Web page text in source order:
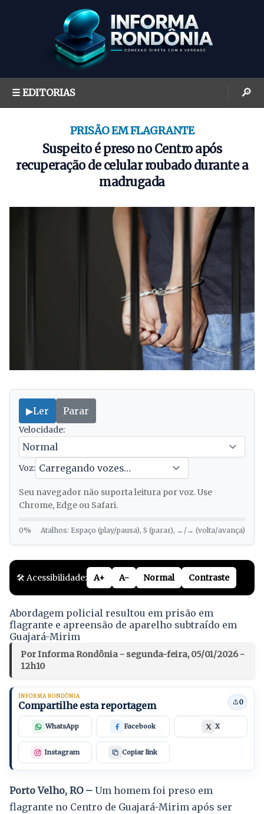
☰ EDITORIAS 🔎
PRISÃO EM FLAGRANTE
Suspeito é preso no Centro após
recuperação de celular roubado durante a
madrugada
▶Ler Parar
Velocidade:
Voz:
Seu navegador não suporta leitura por voz. Use
Chrome, Edge ou Safari.
0% Atalhos: Espaço (play/pausa), S (parar), ←/→ (volta/avança)
🛠️ Acessibilidade: A+ A- Normal Contraste
Abordagem policial resultou em prisão em
flagrante e apreensão de aparelho subtraído em
Guajará-Mirim
Por Informa Rondônia - segunda-feira, 05/01/2026 -
12h10
INFORMA RONDÔNIA
Compartilhe esta reportagem 0
WhatsApp Facebook X
Instagram Copiar link
Porto Velho, RO – Um homem foi preso em
flagrante no Centro de Guajará-Mirim após ser